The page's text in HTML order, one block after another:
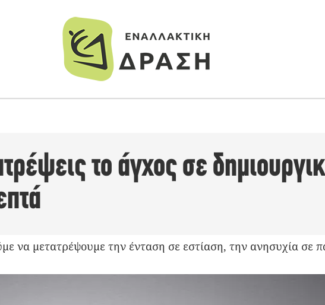
το άγχος σε
να μετατρέψουμε την ένταση σε εστίαση, την ανησυχία σε